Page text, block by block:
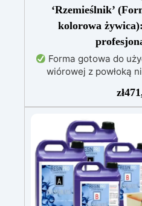
‘Rzemieślnik’
kolorowa
Forma gotowa do
wiórowej z powłoką
epoksydowa
przezroczystej,
odpornej na
wylania.
Pełny
świerkowe
czarny, czerwony,
narzędzia do
Forma już
oszczędzając czas i
zł